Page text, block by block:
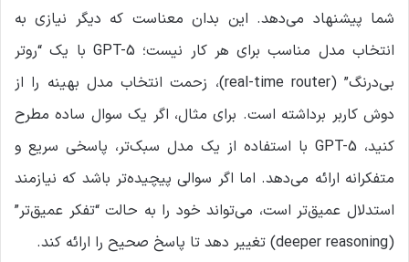
شما پیشنهاد می‌دهد. این بدان معناست که دیگر نیازی به
انتخاب مدل مناسب برای هر کار نیست؛ GPT-5 با یک “روتر
بی‌درنگ” (real-time router)، زحمت انتخاب مدل بهینه را از
دوش کاربر برداشته است. برای مثال، اگر یک سوال ساده مطرح
کنید، GPT-5 با استفاده از یک مدل سبک‌تر، پاسخی سریع و
متفکرانه ارائه می‌دهد. اما اگر سوالی پیچیده‌تر باشد که نیازمند
استدلال عمیق‌تر است، می‌تواند خود را به حالت “تفکر عمیق‌تر”
(deeper reasoning) تغییر دهد تا پاسخ صحیح را ارائه کند.